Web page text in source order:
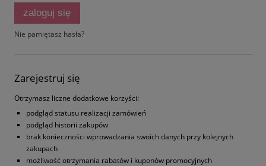
zaloguj się
Nie pamiętasz hasła?
Zarejestruj się
Otrzymasz liczne dodatkowe korzyści:
podgląd statusu realizacji zamówień
podgląd historii zakupów
brak konieczności wprowadzania swoich danych przy kolejnych
zakupach
możliwość otrzymania rabatów i kuponów promocyjnych